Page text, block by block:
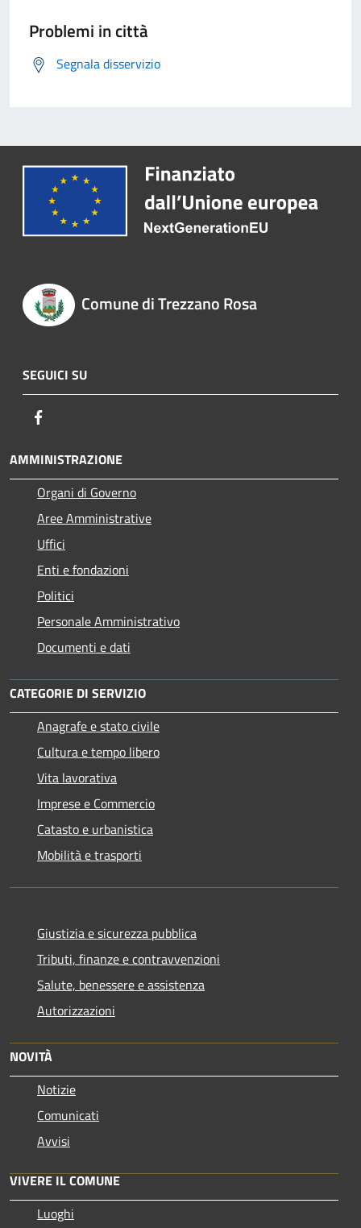
Problemi in città
Segnala disservizio
Comune di Trezzano Rosa
SEGUICI SU
AMMINISTRAZIONE
Organi di Governo
Aree Amministrative
Uffici
Enti e fondazioni
Politici
Personale Amministrativo
Documenti e dati
CATEGORIE DI SERVIZIO
Anagrafe e stato civile
Cultura e tempo libero
Vita lavorativa
Imprese e Commercio
Catasto e urbanistica
Mobilità e trasporti
Giustizia e sicurezza pubblica
Tributi, finanze e contravvenzioni
Salute, benessere e assistenza
Autorizzazioni
NOVITÀ
Notizie
Comunicati
Avvisi
VIVERE IL COMUNE
Luoghi